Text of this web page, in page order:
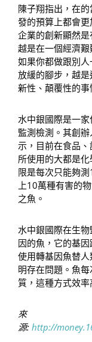
陳子翔指出，在
發的預算上都會
企業的創新顯然
越是在一個經濟
如果你都做跟別
放緩的腳步，越
新性、顛覆性的
水中銀國際是一
監測檢測。其創
示，目前在食品
所使用的大都是
限是每次只能夠
上10萬種有害的
之魚。
水中銀國際在生
因的魚，它的基
使用轉基因魚替
明存在問題。魚
質，這種方式效率
來
源: http://